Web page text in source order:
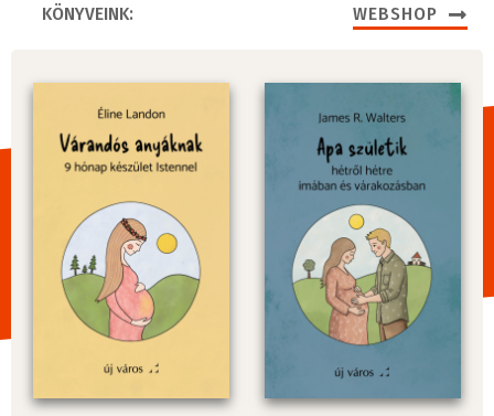
KÖNYVEINK: WEBSHOP